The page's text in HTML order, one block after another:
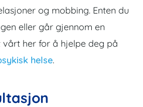
og mobbing. Enten du
eller går gjennom en
vårt her for å hjelpe deg på
helse.